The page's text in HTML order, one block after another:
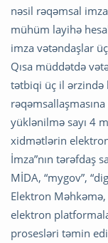
nəsil rəqəmsal
mühüm layihə
imza vətəndaşlar
Qısa müddətdə
tətbiqi üç il
yüklənilmə sayı 4
xidmətlərin
İmza”nın tərəfdaş
MİDA, “mygov”,
Elektron
elektron
prosesləri təmin